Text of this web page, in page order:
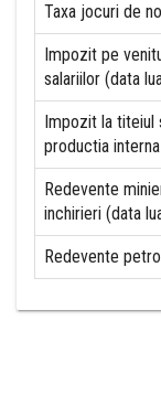
Taxa jocuri de
Impozit pe
salariilor (data
Impozit la titeiul
productia
Redevente
inchirieri (data
Redevente